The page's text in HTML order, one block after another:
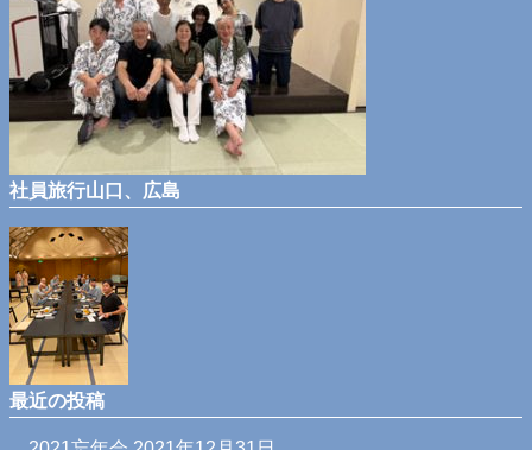
社員旅行山口、広島
最近の投稿